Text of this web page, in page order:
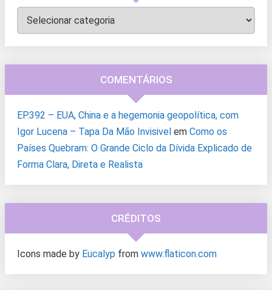
Categorias
COMENTÁRIOS
EP.392 – EUA, China e a hegemonia geopolítica, com
Igor Lucena – Tapa Da Mão Invisivel em Como os
Países Quebram: O Grande Ciclo da Dívida Explicado de
Forma Clara, Direta e Realista
CRÉDITOS
Icons made by Eucalyp from www.flaticon.com